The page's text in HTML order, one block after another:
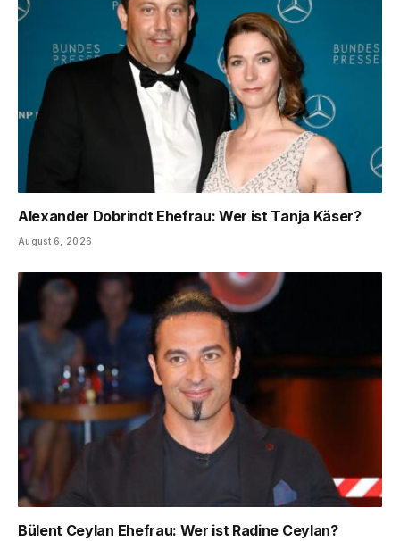
Alexander Dobrindt Ehefrau: Wer ist Tanja Käser?
August 6, 2026
Bülent Ceylan Ehefrau: Wer ist Radine Ceylan?